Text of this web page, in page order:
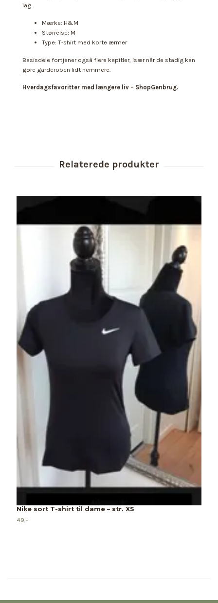
lag.
Mærke: H&M
Størrelse: M
Type: T-shirt med korte ærmer
Basisdele fortjener også flere kapitler, især når de stadig kan
gøre garderoben lidt nemmere.
Hverdagsfavoritter med længere liv – ShopGenbrug.
Nike sort T-shirt til dame – str. XS
49,-